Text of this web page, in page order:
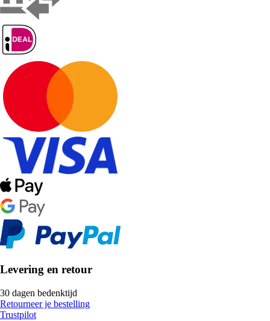
Levering en retour
30 dagen bedenktijd
Retourneer je bestelling
Trustpilot